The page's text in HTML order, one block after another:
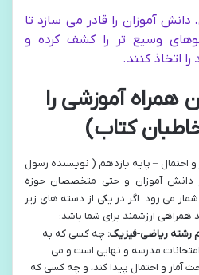
دانش آموزان را قادر می سازد تا
وسیع تر را کشف کرده و
اتخاذ کنند.
همراه آموزشی را
کتاب)
و احتمال – پایه یازدهم ( نویسنده رسول
دانش آموزان و حتی متخصصان حوزه
می رود. اگر در یکی از دسته های زیر
همراهی ارزشمند برای شما باشد:
رشته ریاضی-فیزیک: چه کسی که به
مدرسه و نهایی است و می
آمار و احتمال پیدا کند، و چه کسی که